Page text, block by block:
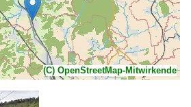
(C) OpenStreetMap-Mitwirkende